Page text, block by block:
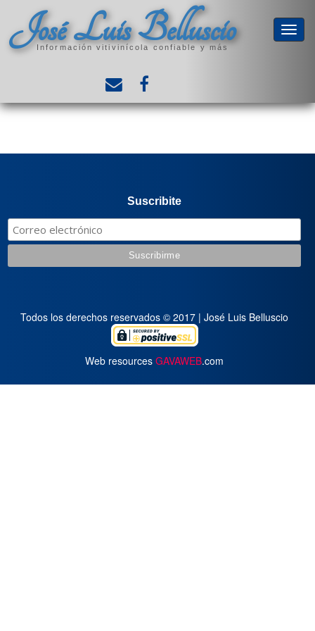
José Luis Belluscio
Información vitivinícola confiable y más
Suscribite
Todos los derechos reservados © 2017 | José Luis Belluscio
Web resources GAVAWEB.com